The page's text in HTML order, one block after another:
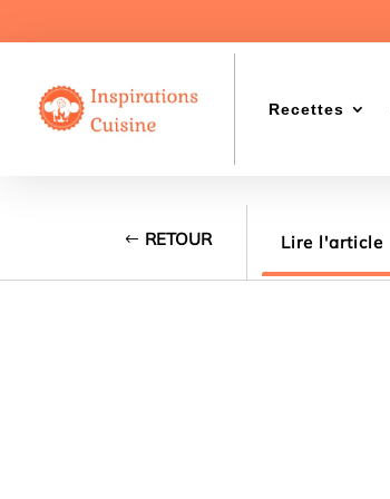
Recettes
RETOUR Lire l'article